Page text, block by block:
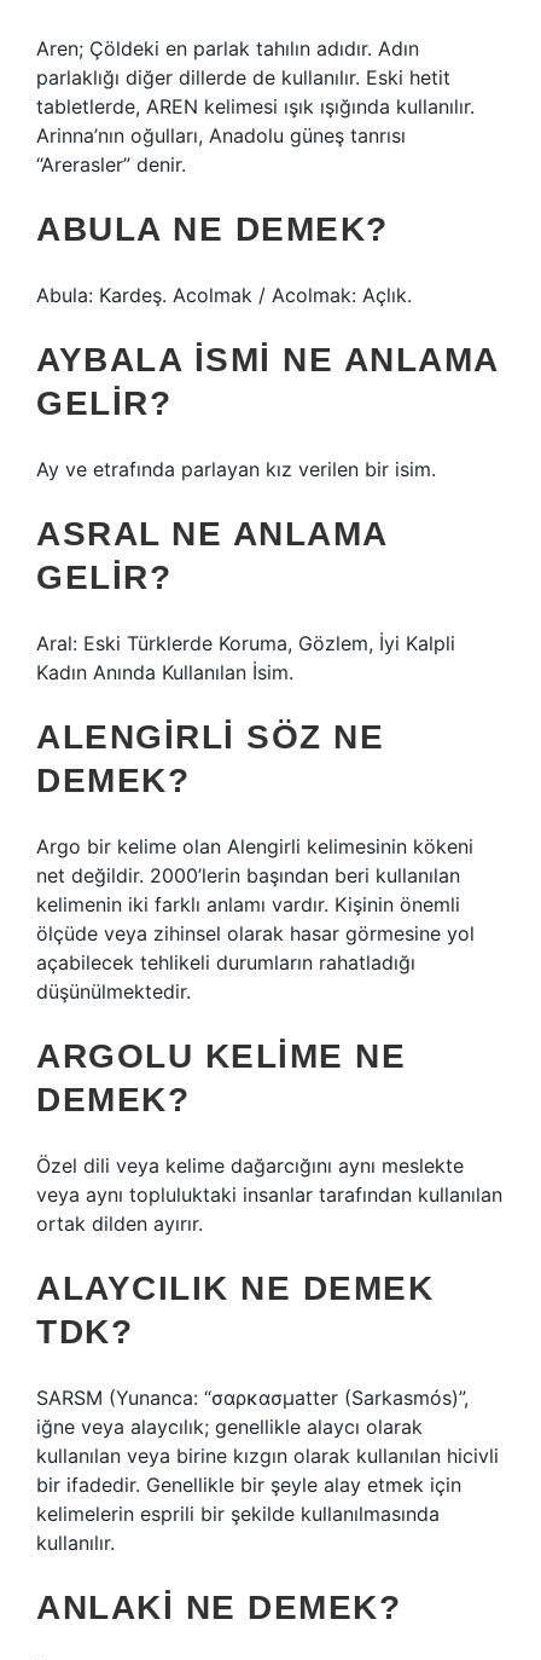
Aren; Çöldeki en parlak tahılın adıdır. Adın
parlaklığı diğer dillerde de kullanılır. Eski hetit
tabletlerde, AREN kelimesi ışık ışığında kullanılır.
Arinna’nın oğulları, Anadolu güneş tanrısı
“Arerasler” denir.
ABULA NE DEMEK?
Abula: Kardeş. Acolmak / Acolmak: Açlık.
AYBALA ISMI NE ANLAMA
GELIR?
Ay ve etrafında parlayan kız verilen bir isim.
ASRAL NE ANLAMA
GELIR?
Aral: Eski Türklerde Koruma, Gözlem, İyi Kalpli
Kadın Anında Kullanılan İsim.
ALENGIRLI SÖZ NE
DEMEK?
Argo bir kelime olan Alengirli kelimesinin kökeni
net değildir. 2000’lerin başından beri kullanılan
kelimenin iki farklı anlamı vardır. Kişinin önemli
ölçüde veya zihinsel olarak hasar görmesine yol
açabilecek tehlikeli durumların rahatladığı
düşünülmektedir.
ARGOLU KELIME NE
DEMEK?
Özel dili veya kelime dağarcığını aynı meslekte
veya aynı topluluktaki insanlar tarafından kullanılan
ortak dilden ayırır.
ALAYCILIK NE DEMEK
TDK?
SARSM (Yunanca: “σαρκασμatter (Sarkasmós)”,
iğne veya alaycılık; genellikle alaycı olarak
kullanılan veya birine kızgın olarak kullanılan hicivli
bir ifadedir. Genellikle bir şeyle alay etmek için
kelimelerin esprili bir şekilde kullanılmasında
kullanılır.
ANLAKI NE DEMEK?